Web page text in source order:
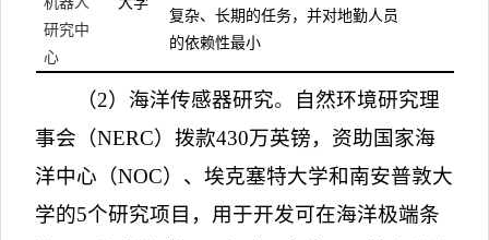
研究中
心
复杂、长期的任务，并对地勤人员
的依赖性最小
（2）海洋传感器研究。
自然环境研究理
事会（NERC）拨款430万英镑，资助国家海
洋中心（NOC）、埃克塞特大学和南安普敦大
学的5个研究项目，用于开发可在海洋极端条